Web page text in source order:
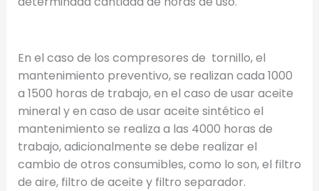
En el caso de los compresores de tornillo, el
mantenimiento preventivo, se realizan cada 1000
a 1500 horas de trabajo, en el caso de usar aceite
mineral y en caso de usar aceite sintético el
mantenimiento se realiza a las 4000 horas de
trabajo, adicionalmente se debe realizar el
cambio de otros consumibles, como lo son, el filtro
de aire, filtro de aceite y filtro separador.